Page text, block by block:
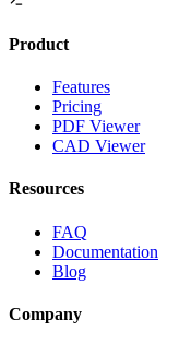
Product
Features
Pricing
PDF Viewer
CAD Viewer
Resources
FAQ
Documentation
Blog
Company